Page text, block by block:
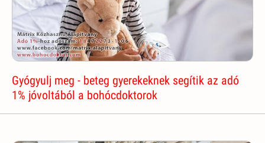
Gyógyulj meg - beteg gyerekeknek segítik az adó
1% jóvoltából a bohócdoktorok